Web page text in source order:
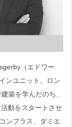
（エドワー
ンユニット。ロン
築を学んだのち、
動をスタートさせ
ンプラス、ダミエ